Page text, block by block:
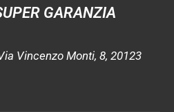
GARANZIA
Vincenzo Monti, 8, 20123